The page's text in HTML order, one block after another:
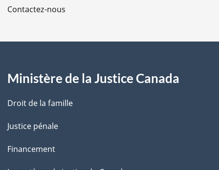
a
e
Contactez-nous
Ministère de la Justice Canada
Droit de la famille
Justice pénale
Financement